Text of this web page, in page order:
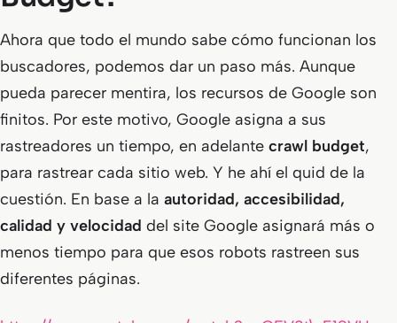
Ahora que todo el mundo sabe cómo funcionan los
buscadores, podemos dar un paso más. Aunque
pueda parecer mentira, los recursos de Google son
finitos. Por este motivo, Google asigna a sus
rastreadores un tiempo, en adelante crawl budget,
para rastrear cada sitio web. Y he ahí el quid de la
cuestión. En base a la autoridad, accesibilidad,
calidad y velocidad del site Google asignará más o
menos tiempo para que esos robots rastreen sus
diferentes páginas.